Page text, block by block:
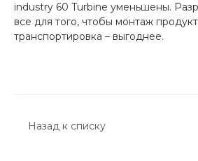
industry 60 Turbine уменьшены.
все для того, чтобы монтаж
транспортировка – выгоднее.
Назад к списку